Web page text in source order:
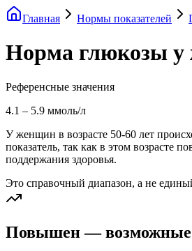
Главная Нормы показателей
Норма глюкозы у
Референсные значения
4.1 – 5.9 ммоль/л
У женщин в возрасте 50-60 лет
показатель, так как в этом возрасте
поддержания здоровья.
Это справочный диапазон, а не
Повышен —